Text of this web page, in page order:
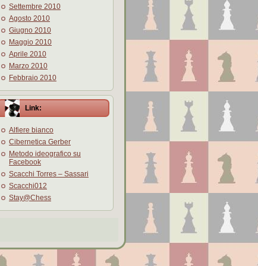
Settembre 2010
Agosto 2010
Giugno 2010
Maggio 2010
Aprile 2010
Marzo 2010
Febbraio 2010
Link:
Alfiere bianco
Cibernetica Gerber
Metodo ideografico su
Facebook
Scacchi Torres – Sassari
Scacchi012
Stay@Chess